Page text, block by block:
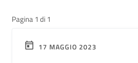
Pagina 1 di 1
17 MAGGIO 2023